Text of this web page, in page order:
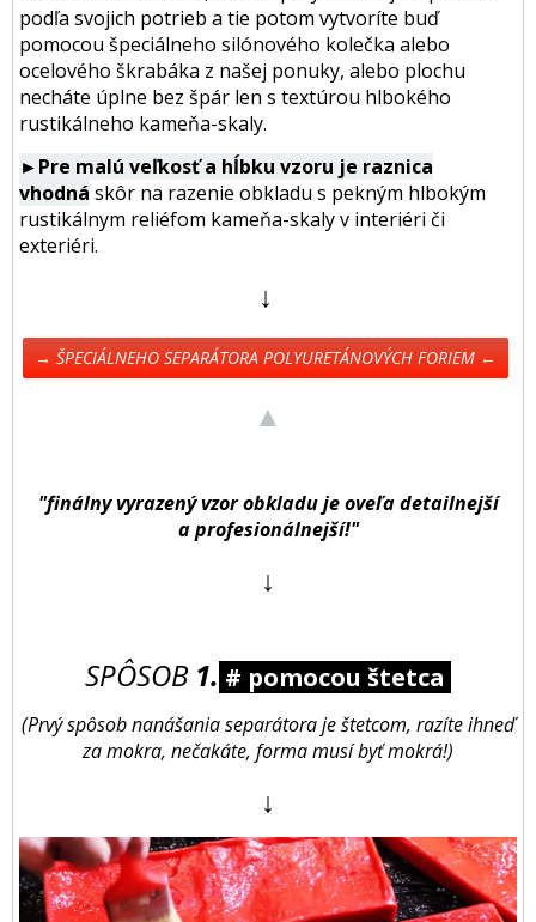
podľa svojich potrieb a tie potom vytvoríte buď
pomocou špeciálneho silónového kolečka alebo
ocelového škrabáka z našej ponuky, alebo plochu
necháte úplne bez špár len s textúrou hlbokého
rustikálneho kameňa-skaly.
►Pre malú veľkosť a hĺbku vzoru je raznica
vhodná skôr na razenie obkladu s pekným hlbokým
rustikálnym reliéfom kameňa-skaly v interiéri či
exteriéri.
↓
→ ŠPECIÁLNEHO SEPARÁTORA POLYURETÁNOVÝCH FORIEM ←
▲
"finálny vyrazený vzor obkladu je oveľa detailnejší
a profesionálnejší!"
↓
SPÔSOB 1. # pomocou štetca
(Prvý spôsob nanášania separátora je štetcom, razíte ihneď
za mokra, nečakáte, forma musí byť mokrá!)
↓